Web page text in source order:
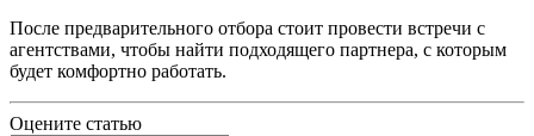
После предварительного отбора стоит провести встречи с
агентствами, чтобы найти подходящего партнера, с которым
будет комфортно работать.
Оцените статью